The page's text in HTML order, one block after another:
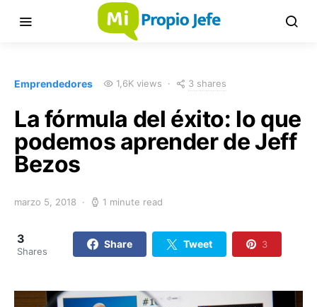
Emprendedores 1,6K views 3 shares
La fórmula del éxito: lo que
podemos aprender de Jeff
Bezos
marzo 5, 2018 1 minute read
3
Shares
Share Tweet 3